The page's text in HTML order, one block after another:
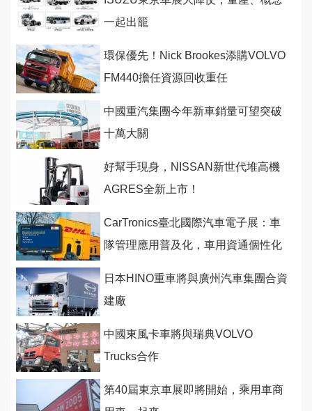
一起出籠
環保優先！Nick Brookes添購VOLVO
FM440擔任資源回收重任
中國重汽集團今年新車銷量可望突破
十萬大關
好幫手現身，NISSAN新世代堆高機
AGRES全新上市！
CarTronics臺北國際汽車電子展：車
隊管理應用普及化，車用資通個性化
日本HINO重車將與廣州汽車集團合資
建廠
中國東風卡車將與瑞典VOLVO
Trucks合作
第40屆東京車展即將開始，乘用車商